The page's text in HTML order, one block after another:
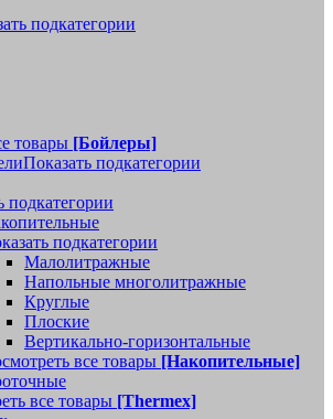
подкатегории
товары [Бойлеры]
Показать подкатегории
подкатегории
подкатегории
Малолитражные
Напольные многолитражные
Круглые
Плоские
Вертикально-горизонтальные
все товары [Накопительные]
все товары [Thermex]